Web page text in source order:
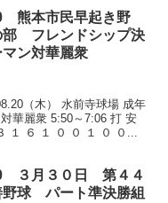
熊本市民早起き野
フレンドシップ決
ン対華麗衆
（木） 水前寺球場 成年
華麗衆 5:50～7:06 打 安
１ ６ １ ０ ０ １ ０ ０...
３月３０日 第４４
野球 パート準決勝組